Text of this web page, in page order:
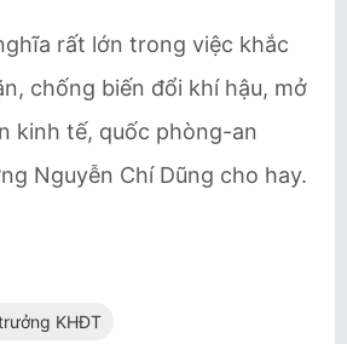
rất lớn trong việc khắc
chống biến đổi khí hậu, mở
kinh tế, quốc phòng-an
Nguyễn Chí Dũng cho hay.
KHĐT